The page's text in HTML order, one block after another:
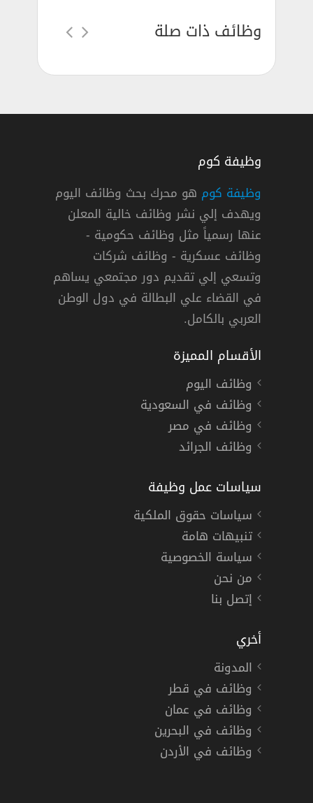
وظائف ذات صلة
دوام كامل
وظيفة كوم
وظيفة كوم هو محرك بحث وظائف اليوم
ويهدف إلي نشر وظائف خالية المعلن
عنها رسمياً مثل وظائف حكومية -
وظائف عسكرية - وظائف شركات
وتسعي إلي تقديم دور مجتمعي يساهم
في القضاء علي البطالة في دول الوطن
العربي بالكامل.
الأقسام المميزة
وظائف اليوم
وظائف في السعودية
وظائف في مصر
وظائف الجرائد
سياسات عمل وظيفة
سياسات حقوق الملكية
تنبيهات هامة
سياسة الخصوصية
من نحن
إتصل بنا
أخري
المدونة
وظائف في قطر
وظائف في عمان
وظائف في البحرين
وظائف في الأردن